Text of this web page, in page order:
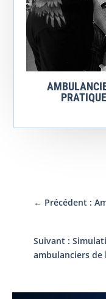
← Précédent :
Suivant :
ambulanciers de